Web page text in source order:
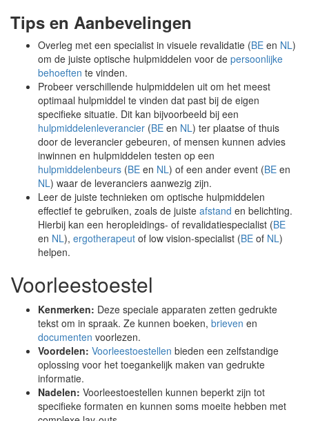
Tips en Aanbevelingen
Overleg met een specialist in visuele revalidatie (BE en NL)
om de juiste optische hulpmiddelen voor de persoonlijke
behoeften te vinden.
Probeer verschillende hulpmiddelen uit om het meest
optimaal hulpmiddel te vinden dat past bij de eigen
specifieke situatie. Dit kan bijvoorbeeld bij een
hulpmiddelenleverancier (BE en NL) ter plaatse of thuis
door de leverancier gebeuren, of mensen kunnen advies
inwinnen en hulpmiddelen testen op een
hulpmiddelenbeurs (BE en NL) of een ander event (BE en
NL) waar de leveranciers aanwezig zijn.
Leer de juiste technieken om optische hulpmiddelen
effectief te gebruiken, zoals de juiste afstand en belichting.
Hierbij kan een heropleidings- of revalidatiespecialist (BE
en NL), ergotherapeut of low vision-specialist (BE of NL)
helpen.
Voorleestoestel
Kenmerken: Deze speciale apparaten zetten gedrukte
tekst om in spraak. Ze kunnen boeken, brieven en
documenten voorlezen.
Voordelen: Voorleestoestellen bieden een zelfstandige
oplossing voor het toegankelijk maken van gedrukte
informatie.
Nadelen: Voorleestoestellen kunnen beperkt zijn tot
specifieke formaten en kunnen soms moeite hebben met